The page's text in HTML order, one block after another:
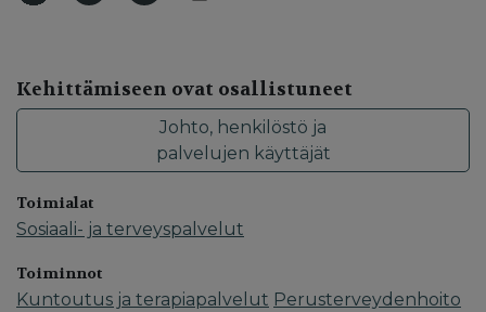
Kehittämiseen ovat osallistuneet
Johto, henkilöstö ja
palvelujen käyttäjät
Toimialat
Sosiaali- ja terveyspalvelut
Toiminnot
Kuntoutus ja terapiapalvelut Perusterveydenhoito